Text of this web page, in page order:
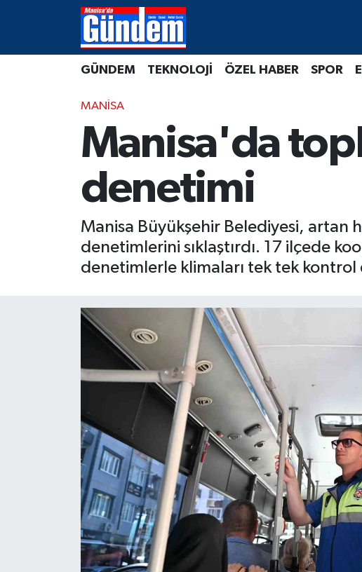
GÜNDEM TEKNOLOJİ ÖZEL HABER SPOR
MANİSA
Manisa'da
denetimi
Manisa Büyükşehir Belediyesi, artan
denetimlerini sıklaştırdı. 17 ilçede
denetimlerle klimaları tek tek kontrol
Manisa Hava Durumu
Süper Lig Puan Durumu ve Fikstür
Tüm Manşetler
Son Dakika Haberleri
Haber Arşivi